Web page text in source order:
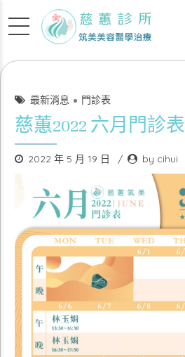
最新消息 門診表
慈蕙2022 六月門診表
2022 年 5 月 19 日 by cihui